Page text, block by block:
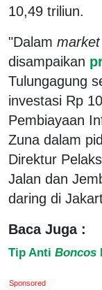
10,49 triliun.
"Dalam
disampaikan
Tulungagung
investasi Rp
Pembiayaan
Zuna dalam
Direktur
Jalan dan
daring di
Baca Juga :
Tip Anti Boncos
Sponsored